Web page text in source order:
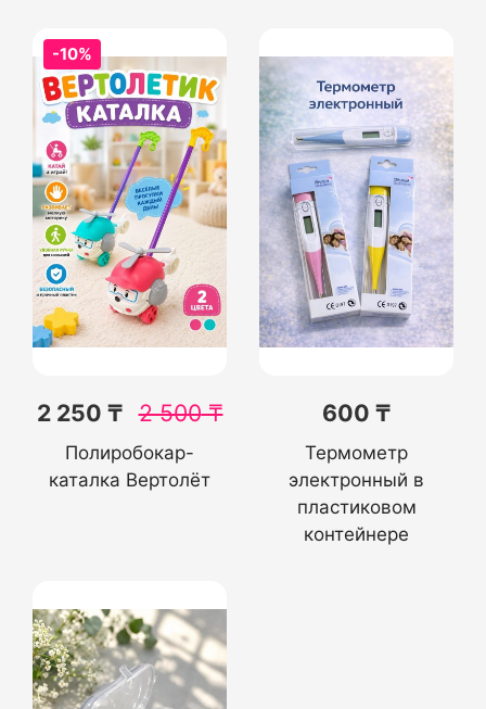
-10%
2 250 ₸ 2 500₸
Полиробокар-
каталка Вертолёт
600 ₸
Термометр
электронный в
пластиковом
контейнере